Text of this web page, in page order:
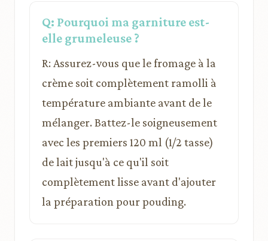
Q: Pourquoi ma garniture est-
elle grumeleuse ?
R: Assurez-vous que le fromage à la
crème soit complètement ramolli à
température ambiante avant de le
mélanger. Battez-le soigneusement
avec les premiers 120 ml (1/2 tasse)
de lait jusqu'à ce qu'il soit
complètement lisse avant d'ajouter
la préparation pour pouding.